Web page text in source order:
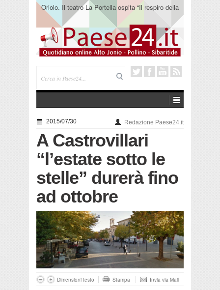
Oriolo. Il teatro La Portella ospita “Il respiro della
terra” del collettivo 365
2015/07/30 Redazione Paese24.it
A Castrovillari
“l’estate sotto le
stelle” durerà fino
ad ottobre
Dimensioni testo Stampa Invia via Mail